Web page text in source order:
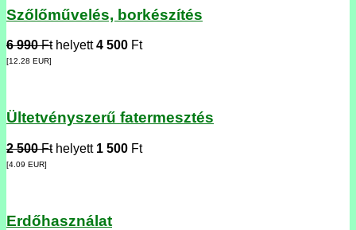
Szőlőművelés, borkészítés
6 990 Fthelyett4 500 Ft
[12.28 EUR]
Ültetvényszerű fatermesztés
2 500 Fthelyett 1 500 Ft
[4.09 EUR]
Erdőhasználat